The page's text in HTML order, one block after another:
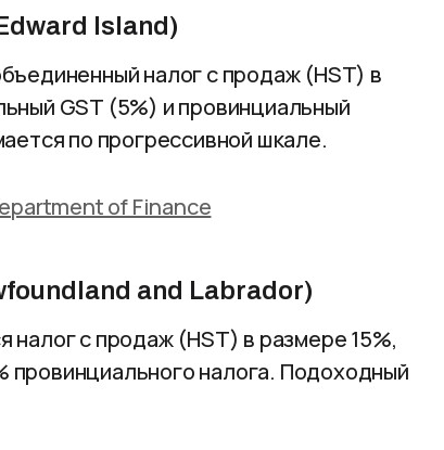
Island)
налог с продаж (HST) в
GST (5%) и провинциальный
по прогрессивной шкале.
of Finance
and Labrador)
с продаж (HST) в размере 15%,
налога. Подоходный